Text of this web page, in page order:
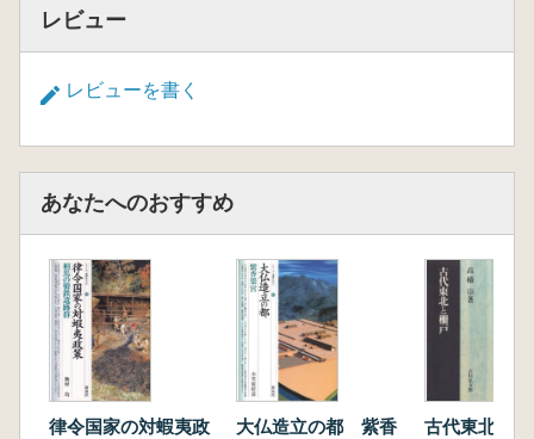
レビュー
レビューを書く
あなたへのおすすめ
律令国家の対蝦夷政
大仏造立の都 紫香
古代東北と